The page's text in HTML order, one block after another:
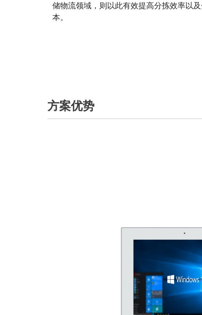
储物流领域，则以此有效提高分拣效率以
本。
方案优势